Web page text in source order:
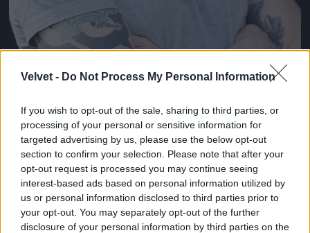
Velvet - Do Not Process My Personal Information
If you wish to opt-out of the sale, sharing to third parties, or
processing of your personal or sensitive information for
targeted advertising by us, please use the below opt-out
section to confirm your selection. Please note that after your
opt-out request is processed you may continue seeing
interest-based ads based on personal information utilized by
us or personal information disclosed to third parties prior to
your opt-out. You may separately opt-out of the further
disclosure of your personal information by third parties on the
Az első 11 fotó egy olyan sorozatból származik,
amelynek képein 2009-es dátum van, ha tényleg
akkor készültek, akkor Hardy 31 éves rajtuk
Fotó: Rebecca Reid / Northfoto #9